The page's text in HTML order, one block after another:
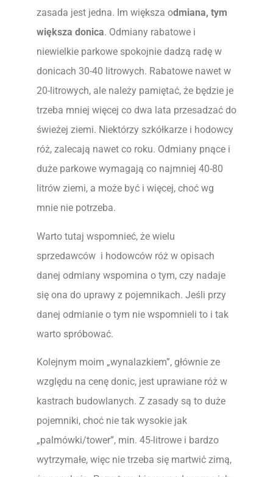
zasada jest jedna. Im większa odmiana, tym
większa donica. Odmiany rabatowe i
niewielkie parkowe spokojnie dadzą radę w
donicach 30-40 litrowych. Rabatowe nawet w
20-litrowych, ale należy pamiętać, że będzie je
trzeba mniej więcej co dwa lata przesadzać do
świeżej ziemi. Niektórzy szkółkarze i hodowcy
róż, zalecają nawet co roku. Odmiany pnące i
duże parkowe wymagają co najmniej 40-80
litrów ziemi, a może być i więcej, choć wg
mnie nie potrzeba.
Warto tutaj wspomnieć, że wielu
sprzedawców i hodowców róż w opisach
danej odmiany wspomina o tym, czy nadaje
się ona do uprawy z pojemnikach. Jeśli przy
danej odmianie o tym nie wspomnieli to i tak
warto spróbować.
Kolejnym moim „wynalazkiem”, głównie ze
względu na cenę donic, jest uprawiane róż w
kastrach budowlanych. Z zasady są to duże
pojemniki, choć nie tak wysokie jak
„palmówki/tower”, min. 45-litrowe i bardzo
wytrzymałe, więc nie trzeba się martwić zimą,